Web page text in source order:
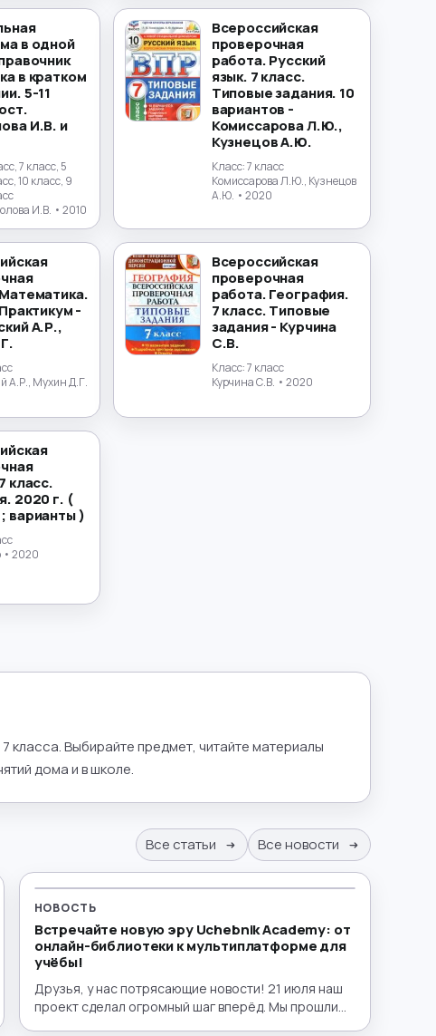
в одной
в кратком
5-11
И.В. и
7 класс, 5
10 класс, 9
И.В. • 2010
Всероссийская
проверочная
работа. Русский
язык. 7 класс.
Типовые задания. 10
вариантов -
Комиссарова Л.Ю.,
Кузнецов А.Ю.
Класс:7 класс
Комиссарова Л.Ю., Кузнецов
А.Ю. • 2020
-
А.Р.,
А.Р., Мухин Д.Г.
Всероссийская
проверочная
работа. География.
7 класс. Типовые
задания - Курчина
С.В.
Класс:7 класс
Курчина С.В. • 2020
класс.
2020 г. (
варианты )
• 2020
класса. Выбирайте предмет, читайте материалы
дома и в школе.
Все статьи Все новости
НОВОСТЬ
Встречайте новую эру Uchebnik Academy: от
онлайн-библиотеки к мультиплатформе для
учёбы!
Друзья, у нас потрясающие новости! 21 июля наш
проект сделал огромный шаг вперёд. Мы прошли